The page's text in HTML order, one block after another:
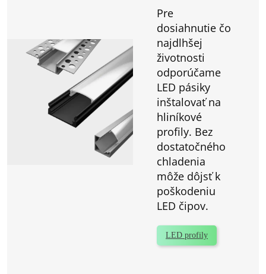
Pre
dosiahnutie čo
najdlhšej
životnosti
odporúčame
LED pásiky
inštalovať na
hliníkové
profily. Bez
dostatočného
chladenia
môže dôjsť k
poškodeniu
LED čipov.
LED profily